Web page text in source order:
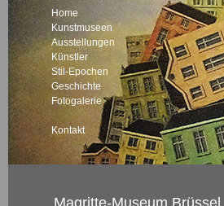
Home
Kunstmuseen
Ausstellungen
Künstler
Stil-Epochen
Geschichte
Fotogalerie
Kontakt
Magritte-Museum Brüssel